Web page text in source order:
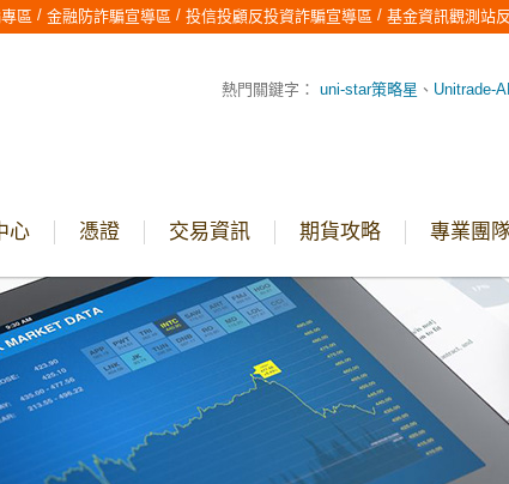
區 / 金融防詐騙宣導區 / 投信投顧反投資詐騙宣導區 / 基金資訊觀測站
熱門關鍵字： uni-star策略星 、 Unitrade-
心 憑證 交易資訊 期貨攻略 專業團